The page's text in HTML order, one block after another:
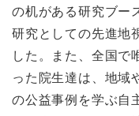
の机がある研究ブー
研究としての先進地
した。また、全国で
った院生達は、地域
の公益事例を学ぶ自